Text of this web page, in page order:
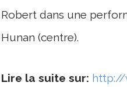
Robert dans une
Hunan (centre).
Lire la suite sur: http://